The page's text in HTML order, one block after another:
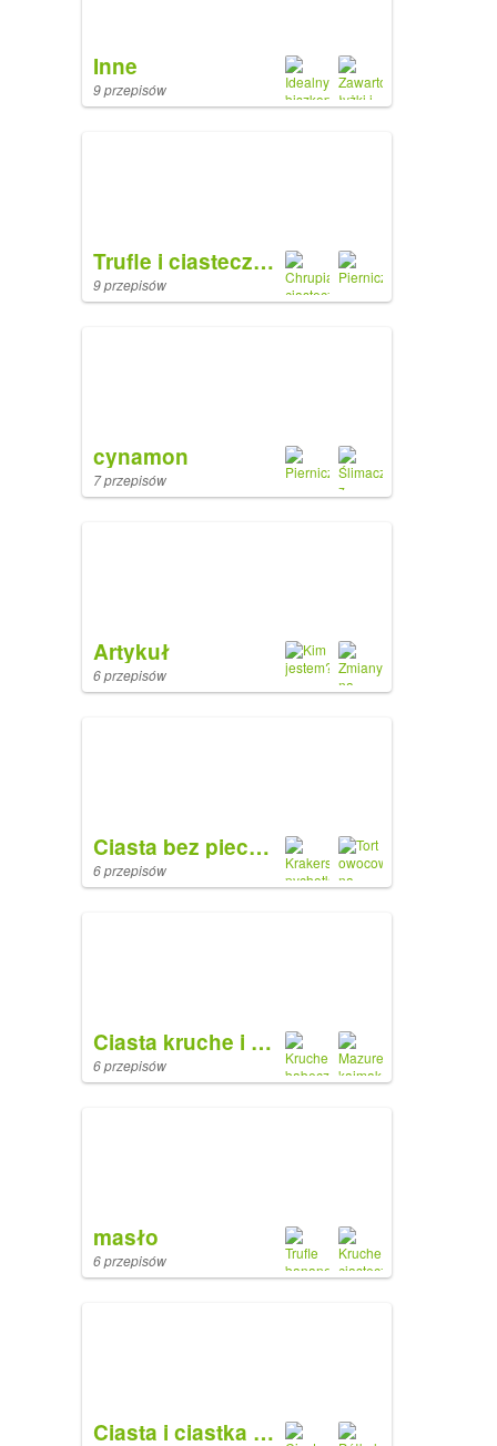
Inne
9 przepisów
Trufle i ciasteczka
9 przepisów
cynamon
7 przepisów
Artykuł
6 przepisów
Ciasta bez pieczenia
6 przepisów
Ciasta kruche i tarty
6 przepisów
masło
6 przepisów
Ciasta i ciastka z kremem